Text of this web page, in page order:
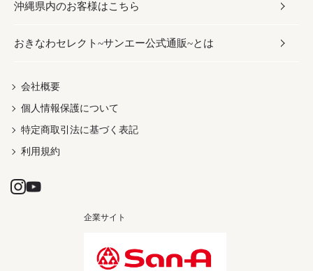
みそ
だし／スパイス／島唐辛子
スナック
おつまみ
紅芋
ワイン・ウィスキー・カクテル
ドリンク
茶葉
ボディケア
ヘアケア
UVケア
メンズ
レディース
雑貨
沖縄ファッション
伝統工芸品
沖縄県内のお客様はこちら
おきなわセレクト~サンエー公式通販~とは
会社概要
個人情報保護について
特定商取引法に基づく表記
利用規約
企業サイト